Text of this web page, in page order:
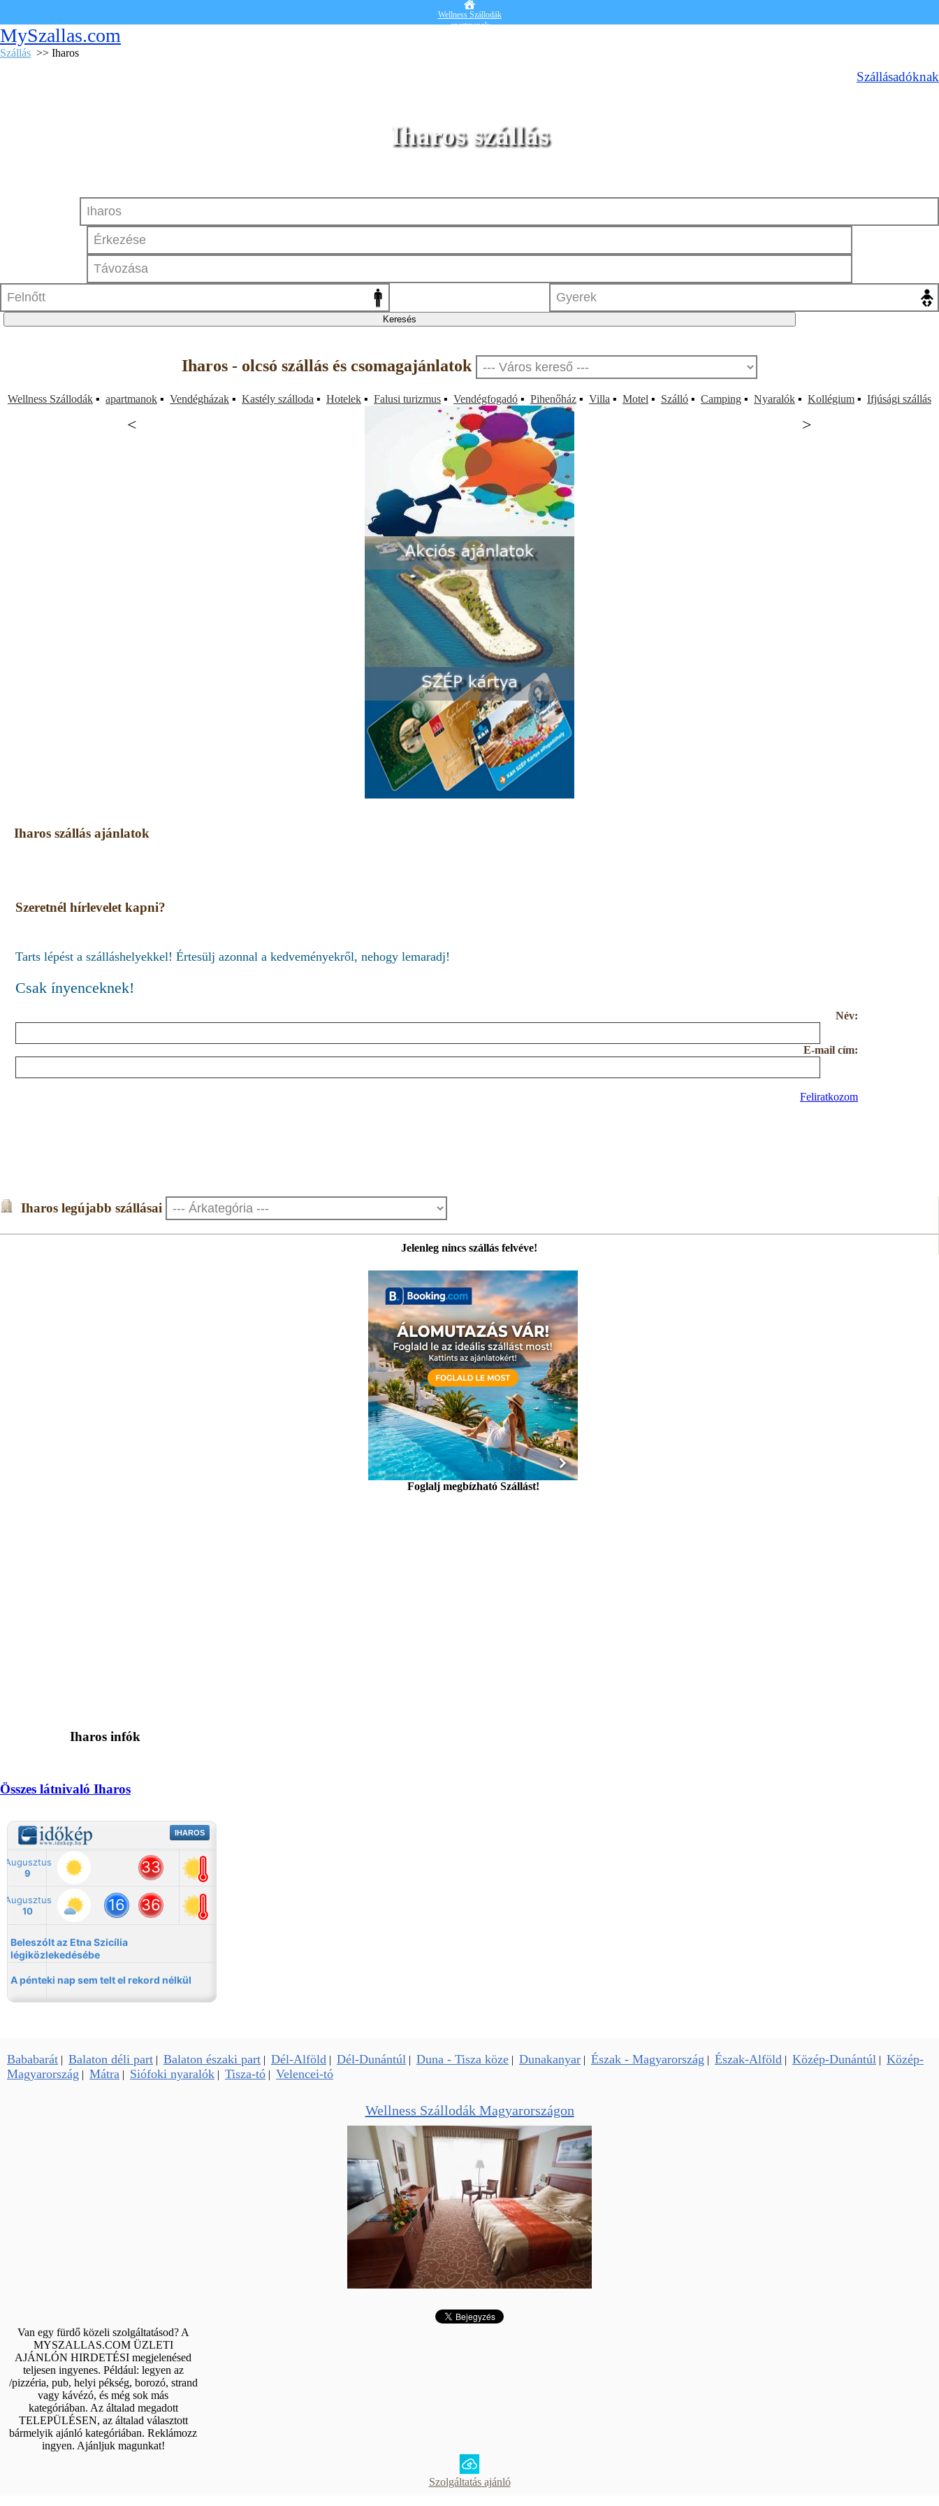
Wellness Szállodák
apartmanok
MySzallas.com
Szállás >> Iharos
Szállásadóknak
Iharos szállás
< >
Iharos - olcsó szállás és csomagajánlatok
Wellness Szállodák ▪ apartmanok ▪ Vendégházak ▪ Kastély szálloda ▪ Hotelek ▪ Falusi turizmus ▪ Vendégfogadó ▪ Pihenőház ▪ Villa ▪ Motel ▪ Szálló ▪ Camping ▪ Nyaralók ▪ Kollégium ▪ Ifjúsági szállás
Iharos szállás ajánlatok
Szeretnél hírlevelet kapni?
Tarts lépést a szálláshelyekkel! Értesülj azonnal a kedveményekről, nehogy lemaradj!
Csak ínyenceknek!
Név:
E-mail cím:
Feliratkozom
Iharos legújabb szállásai
Jelenleg nincs szállás felvéve!
Foglalj megbízható Szállást!
Iharos infók
Összes látnivaló Iharos
Bababarát | Balaton déli part | Balaton északi part | Dél-Alföld | Dél-Dunántúl | Duna - Tisza köze | Dunakanyar | Észak - Magyarország | Észak-Alföld | Közép-Dunántúl | Közép-
Magyarország | Mátra | Siófoki nyaralók | Tisza-tó | Velencei-tó
Wellness Szállodák Magyarországon
Van egy fürdő közeli szolgáltatásod? A
MYSZALLAS.COM ÜZLETI
AJÁNLÓN HIRDETÉSI megjelenésed
teljesen ingyenes. Például: legyen az
/pizzéria, pub, helyi pékség, borozó, strand
vagy kávézó, és még sok más
kategóriában. Az általad megadott
TELEPÜLÉSEN, az általad választott
bármelyik ajánló kategóriában. Reklámozz
ingyen. Ajánljuk magunkat!
Szolgáltatás ajánló